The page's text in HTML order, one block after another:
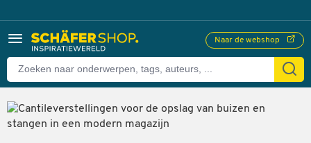
Naar de webshop